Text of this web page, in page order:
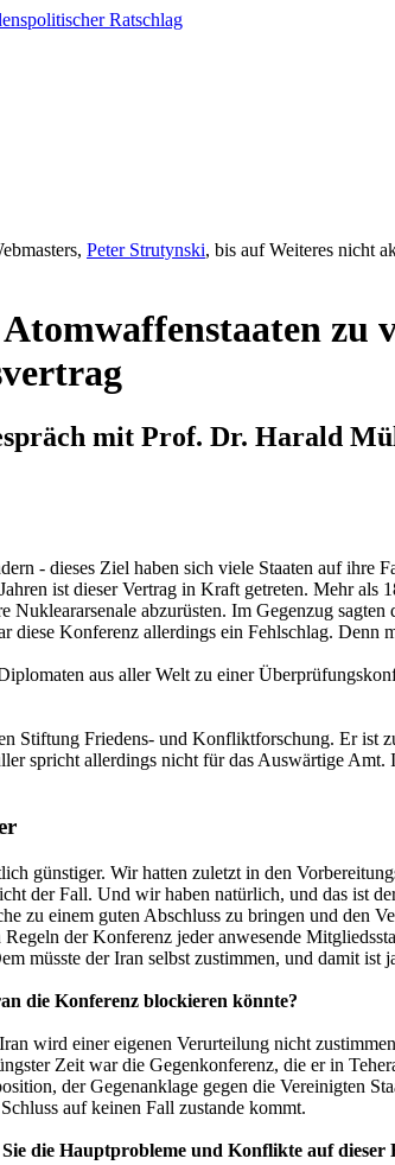
Peter Strutynski, bis auf Weiteres nicht
Atomwaffenstaaten
mit Prof. Dr. Harald
- dieses Ziel haben sich viele Staaten auf
ist dieser Vertrag in Kraft getreten. Mehr
Nukleararsenale abzurüsten. Im Gegenzug
diese Konferenz allerdings ein Fehlschlag.
aus aller Welt zu einer
Stiftung Friedens- und Konfliktforschung. Er
spricht allerdings nicht für das Auswärtige
günstiger. Wir hatten zuletzt in den
der Fall. Und wir haben natürlich, und das ist
zu einem guten Abschluss zu bringen und den
der Konferenz jeder anwesende
müsste der Iran selbst zustimmen, und damit ist
die Konferenz blockieren könnte?
wird einer eigenen Verurteilung nicht
Zeit war die Gegenkonferenz, die er in
der Gegenanklage gegen die Vereinigten
auf keinen Fall zustande kommt.
die Hauptprobleme und Konflikte auf